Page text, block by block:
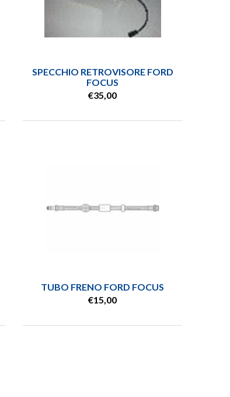
SPECCHIO RETROVISORE FORD
FOCUS
€35,00
TUBO FRENO FORD FOCUS
€15,00